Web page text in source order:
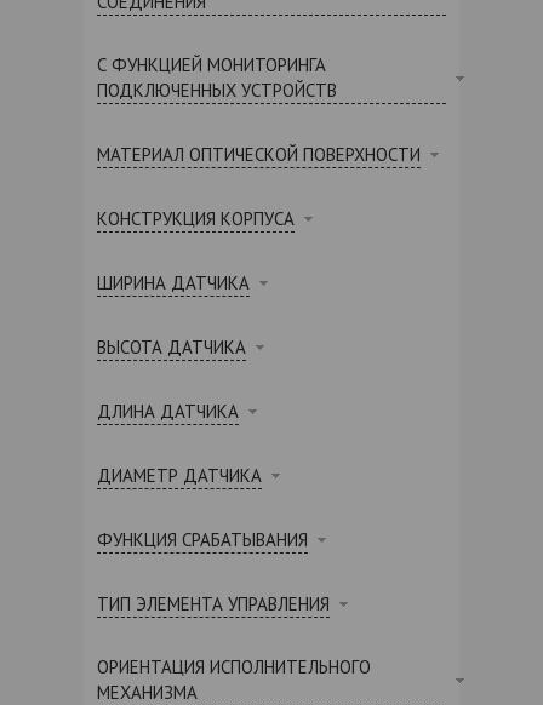
С ФУНКЦИЕЙ МОНИТОРИНГА
ПОДКЛЮЧЕННЫХ УСТРОЙСТВ
МАТЕРИАЛ ОПТИЧЕСКОЙ ПОВЕРХНОСТИ
КОНСТРУКЦИЯ КОРПУСА
ШИРИНА ДАТЧИКА
ВЫСОТА ДАТЧИКА
ДЛИНА ДАТЧИКА
ДИАМЕТР ДАТЧИКА
ФУНКЦИЯ СРАБАТЫВАНИЯ
ТИП ЭЛЕМЕНТА УПРАВЛЕНИЯ
ОРИЕНТАЦИЯ ИСПОЛНИТЕЛЬНОГО
МЕХАНИЗМА